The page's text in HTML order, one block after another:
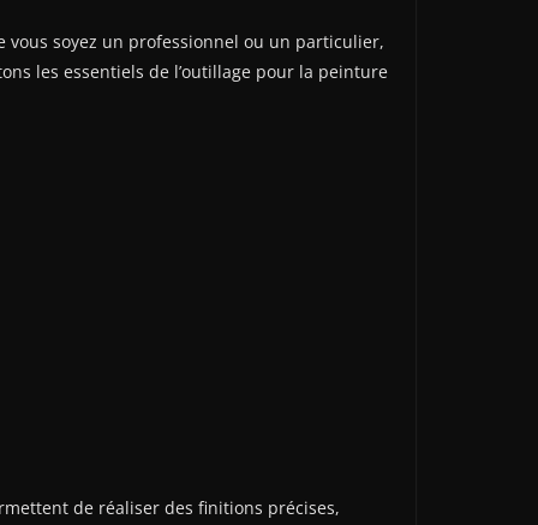
soyez un professionnel ou un particulier,
les essentiels de l’outillage pour la peinture
de réaliser des finitions précises,